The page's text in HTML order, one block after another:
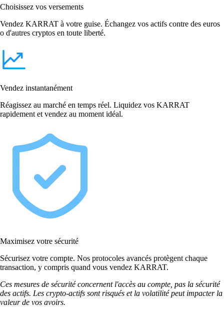
Choisissez vos versements
Vendez KARRAT à votre guise. Échangez vos actifs contre des euros
o d'autres cryptos en toute liberté.
Vendez instantanément
Réagissez au marché en temps réel. Liquidez vos KARRAT
rapidement et vendez au moment idéal.
Maximisez votre sécurité
Sécurisez votre compte. Nos protocoles avancés protègent chaque
transaction, y compris quand vous vendez KARRAT.
Ces mesures de sécurité concernent l'accès au compte, pas la sécurité
des actifs. Les crypto-actifs sont risqués et la volatilité peut impacter la
valeur de vos avoirs.